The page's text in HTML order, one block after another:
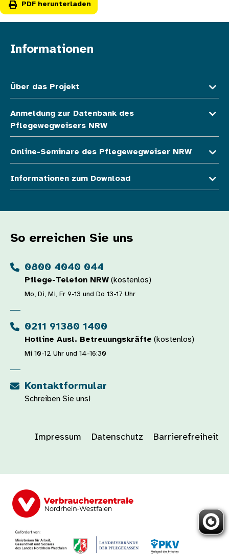
PDF herunterladen
Informationen
Über das Projekt
Anmeldung zur Datenbank des
Pflegewegweisers NRW
Online-Seminare des Pflegewegweiser NRW
Informationen zum Download
So erreichen Sie uns
0800 4040 044
Pflege-Telefon NRW (kostenlos)
Mo, Di, Mi, Fr 9-13 und Do 13-17 Uhr
0211 91380 1400
Hotline Ausl. Betreuungskräfte (kostenlos)
Mi 10-12 Uhr und 14-16:30
Kontaktformular
Schreiben Sie uns!
Impressum Datenschutz Barrierefreiheit